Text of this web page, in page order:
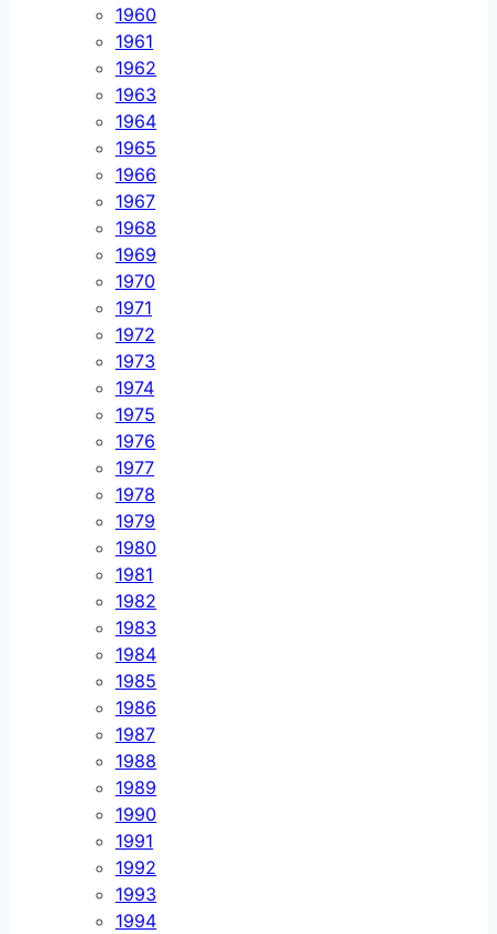
1960
1961
1962
1963
1964
1965
1966
1967
1968
1969
1970
1971
1972
1973
1974
1975
1976
1977
1978
1979
1980
1981
1982
1983
1984
1985
1986
1987
1988
1989
1990
1991
1992
1993
1994